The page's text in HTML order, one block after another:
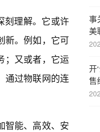
刻理解。它或许
新。例如，它可
；又或者，它运
通过物联网的连
智能、高效、安
事
美
歧
开
售
合